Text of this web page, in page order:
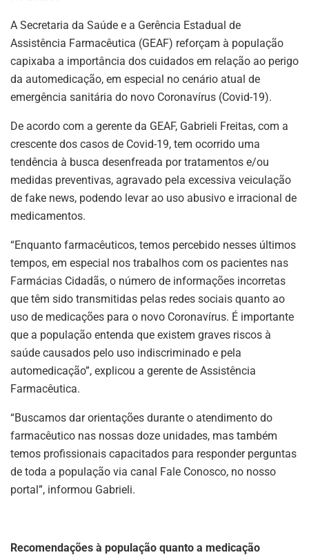
A Secretaria da Saúde e a Gerência Estadual de
Assistência Farmacêutica (GEAF) reforçam à população
capixaba a importância dos cuidados em relação ao perigo
da automedicação, em especial no cenário atual de
emergência sanitária do novo Coronavírus (Covid-19).
De acordo com a gerente da GEAF, Gabrieli Freitas, com a
crescente dos casos de Covid-19, tem ocorrido uma
tendência à busca desenfreada por tratamentos e/ou
medidas preventivas, agravado pela excessiva veiculação
de fake news, podendo levar ao uso abusivo e irracional de
medicamentos.
“Enquanto farmacêuticos, temos percebido nesses últimos
tempos, em especial nos trabalhos com os pacientes nas
Farmácias Cidadãs, o número de informações incorretas
que têm sido transmitidas pelas redes sociais quanto ao
uso de medicações para o novo Coronavírus. É importante
que a população entenda que existem graves riscos à
saúde causados pelo uso indiscriminado e pela
automedicação”, explicou a gerente de Assistência
Farmacêutica.
“Buscamos dar orientações durante o atendimento do
farmacêutico nas nossas doze unidades, mas também
temos profissionais capacitados para responder perguntas
de toda a população via canal Fale Conosco, no nosso
portal”, informou Gabrieli.
Recomendações à população quanto a medicação